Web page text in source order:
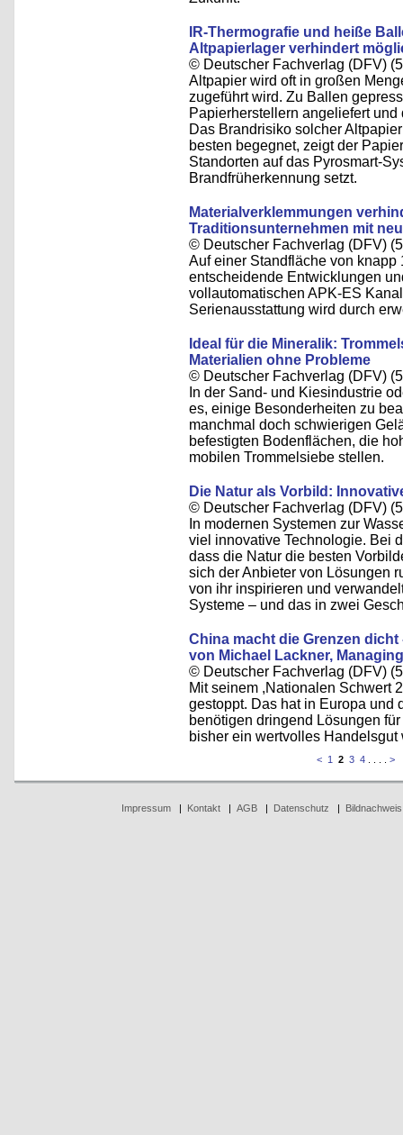
IR-Thermografie und heiße
Altpapierlager verhindert
© Deutscher Fachverlag (DFV)
Altpapier wird oft in großen
zugeführt wird. Zu Ballen
Papierherstellern angeliefert
Das Brandrisiko solcher
besten begegnet, zeigt der
Standorten auf das Pyrosmart-
Brandfrüherkennung setzt.
Materialverklemmungen
Traditionsunternehmen mit
© Deutscher Fachverlag (DFV)
Auf einer Standfläche von knapp
entscheidende Entwicklungen
vollautomatischen APK-ES
Serienausstattung wird durch
Ideal für die Mineralik:
Materialien ohne Probleme
© Deutscher Fachverlag (DFV)
In der Sand- und Kiesindustrie
es, einige Besonderheiten zu
manchmal doch schwierigen
befestigten Bodenflächen, die
mobilen Trommelsiebe stellen.
Die Natur als Vorbild:
© Deutscher Fachverlag (DFV)
In modernen Systemen zur
viel innovative Technologie. Bei
dass die Natur die besten
sich der Anbieter von Lösungen
von ihr inspirieren und
Systeme – und das in zwei
China macht die Grenzen
von Michael Lackner,
© Deutscher Fachverlag (DFV)
Mit seinem ,Nationalen Schwert
gestoppt. Das hat in Europa und
benötigen dringend Lösungen
bisher ein wertvolles
< 1 2 3 4. . . . >
Impressum| Kontakt| AGB| Datenschutz | Bildnachweis